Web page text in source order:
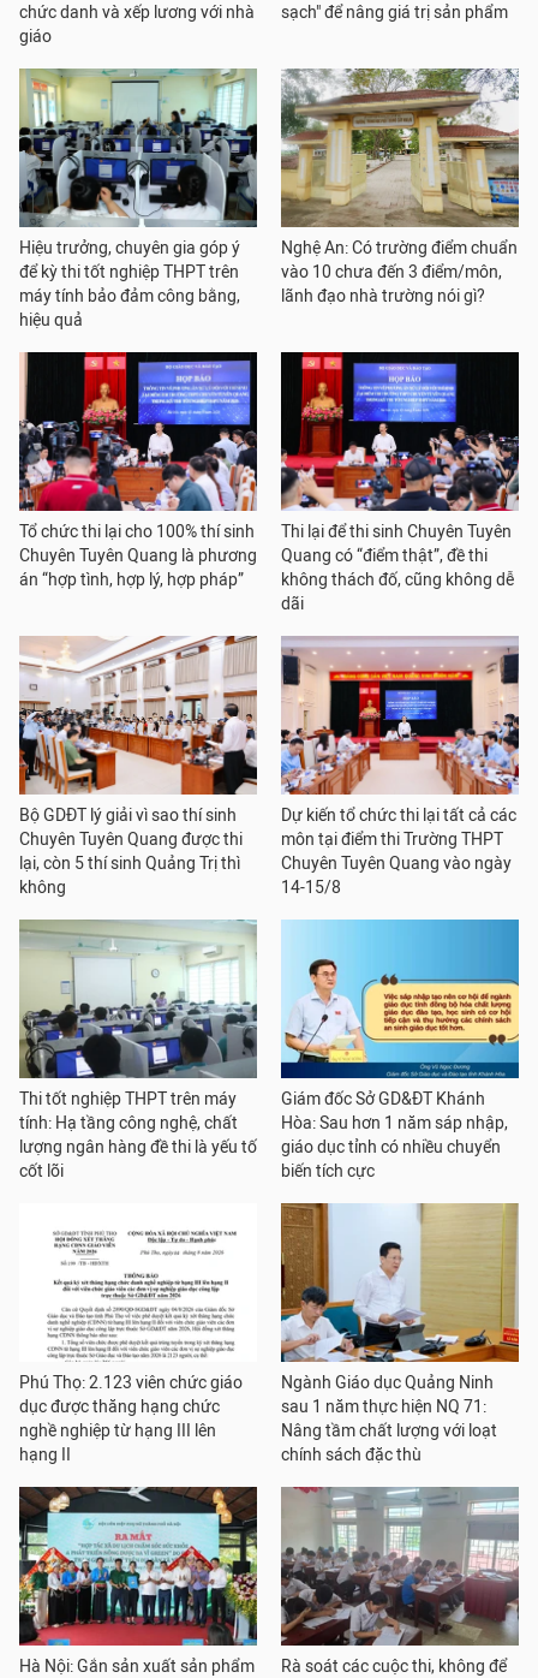
chức danh và xếp lương với nhà
giáo
sạch" để nâng giá trị sản phẩm
Hiệu trưởng, chuyên gia góp ý
để kỳ thi tốt nghiệp THPT trên
máy tính bảo đảm công bằng,
hiệu quả
Nghệ An: Có trường điểm chuẩn
vào 10 chưa đến 3 điểm/môn,
lãnh đạo nhà trường nói gì?
Tổ chức thi lại cho 100% thí sinh
Chuyên Tuyên Quang là phương
án “hợp tình, hợp lý, hợp pháp”
Thi lại để thi sinh Chuyên Tuyên
Quang có “điểm thật”, đề thi
không thách đố, cũng không dễ
dãi
Bộ GDĐT lý giải vì sao thí sinh
Chuyên Tuyên Quang được thi
lại, còn 5 thí sinh Quảng Trị thì
không
Dự kiến tổ chức thi lại tất cả các
môn tại điểm thi Trường THPT
Chuyên Tuyên Quang vào ngày
14-15/8
Thi tốt nghiệp THPT trên máy
tính: Hạ tầng công nghệ, chất
lượng ngân hàng đề thi là yếu tố
cốt lõi
Giám đốc Sở GD&ĐT Khánh
Hòa: Sau hơn 1 năm sáp nhập,
giáo dục tỉnh có nhiều chuyển
biến tích cực
Phú Thọ: 2.123 viên chức giáo
dục được thăng hạng chức
nghề nghiệp từ hạng III lên
hạng II
Ngành Giáo dục Quảng Ninh
sau 1 năm thực hiện NQ 71:
Nâng tầm chất lượng với loạt
chính sách đặc thù
Hà Nội: Gắn sản xuất sản phẩm
Rà soát các cuộc thi, không để